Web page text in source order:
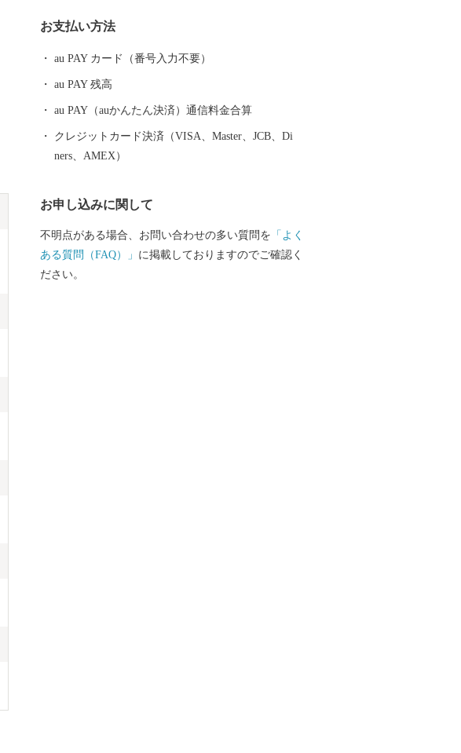
じですので鮮度抜群の商品をお送りできます。 豊富な
杷などもあります。 皆様からいただいたご寄附は、
子ども医療費助成や、自然環境を保護する事業などに
お支払い方法
au PAY カード（番号入力不要）
au PAY 残高
au PAY（auかんたん決済）通信料金合算
クレジットカード決済（VISA、Master、JCB、Di
ners、AMEX）
お申し込みに関して
不明点がある場合、お問い合わせの多い質問を 「よく
ある質問（FAQ）」 に掲載しておりますのでご確認く
ださい。